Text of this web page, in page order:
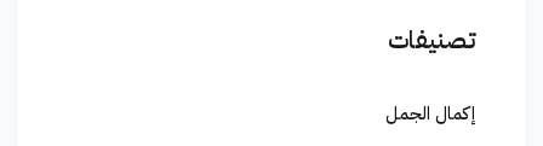
تصنيفات
إكمال الجمل